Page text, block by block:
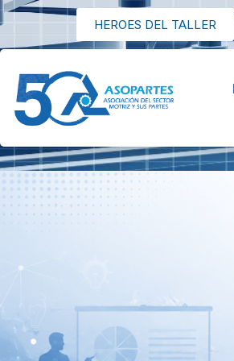
HEROES DEL TALLER
.